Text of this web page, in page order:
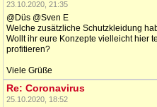
23.10.2020, 21:35
@Düs @Sven E
Welche zusätzliche Schutzkleidung
Wollt ihr eure Konzepte vielleicht hier
profitieren?
Viele Grüße
Re: Coronavirus
25.10.2020, 18:52